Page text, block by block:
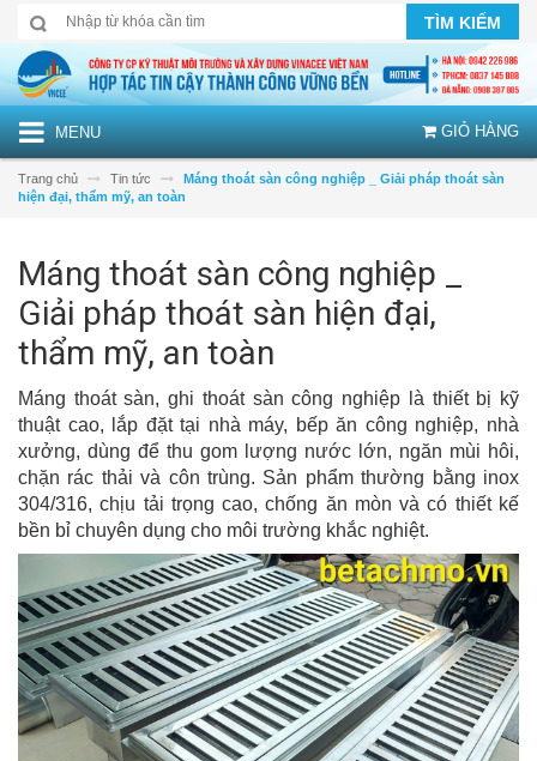
TÌM KIẾM
MENU GIỎ HÀNG
Trang chủ Tin tức
Máng thoát sàn công nghiệp _ Giải pháp thoát sàn
hiện đại, thẩm mỹ, an toàn
Máng thoát sàn công nghiệp _
Giải pháp thoát sàn hiện đại,
thẩm mỹ, an toàn
Máng thoát sàn, ghi thoát sàn công nghiệp là thiết bị kỹ
thuật cao, lắp đặt tại nhà máy, bếp ăn công nghiệp, nhà
xưởng, dùng để thu gom lượng nước lớn, ngăn mùi hôi,
chặn rác thải và côn trùng. Sản phẩm thường bằng inox
304/316, chịu tải trọng cao, chống ăn mòn và có thiết kế
bền bỉ chuyên dụng cho môi trường khắc nghiệt.